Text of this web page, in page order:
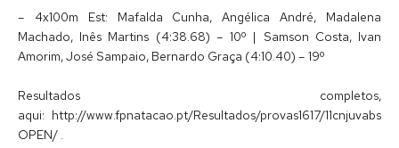
– 4x100m Est: Mafalda Cunha, Angélica André, Madalena
Machado, Inês Martins (4:38.68) – 10º | Samson Costa, Ivan
Amorim, José Sampaio, Bernardo Graça (4:10.40) – 19º
Resultados completos,
aqui: http://www.fpnatacao.pt/Resultados/provas1617/11cnjuvabs
OPEN/ .